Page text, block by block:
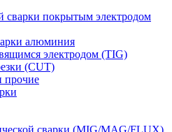
сварки покрытым электродом
алюминия
электродом (TIG)
(CUT)
прочие
сварки (MIG/MAG/FLUX)